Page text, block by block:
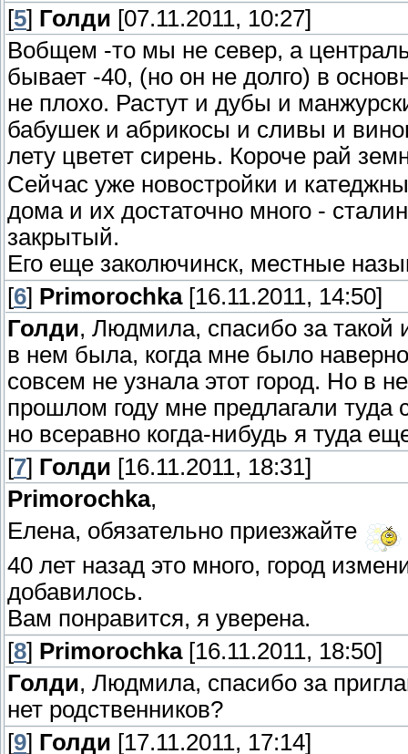
[5] Голди [07.11.2011, 10:27]
Вобщем -то мы не север, а
бывает -40, (но он не долго) в
не плохо. Растут и дубы и
бабушек и абрикосы и сливы и
лету цветет сирень. Короче рай
Сейчас уже новостройки и
дома и их достаточно много -
закрытый.
Его еще заколючинск, местные
[6] Primorochka[16.11.2011, 14:50]
Голди, Людмила, спасибо за такой
в нем была, когда мне было
совсем не узнала этот город. Но в
прошлом году мне предлагали туда
но всеравно когда-нибудь я туда
[7] Голди [16.11.2011, 18:31]
Primorochka,
Елена, обязательно приезжайте
40 лет назад это много, город
добавилось.
Вам понравится, я уверена.
[8] Primorochka[16.11.2011, 18:50]
Голди, Людмила, спасибо за
нет родственников?
[9] Голди [17.11.2011, 17:14]